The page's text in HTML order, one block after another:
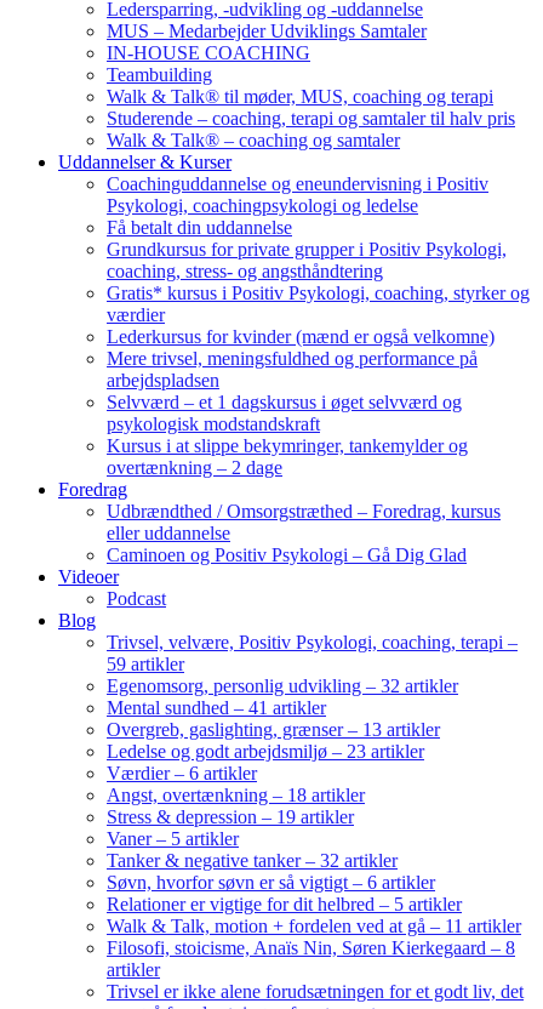
Ledersparring, -udvikling og -uddannelse
MUS – Medarbejder Udviklings Samtaler
IN-HOUSE COACHING
Teambuilding
Walk & Talk® til møder, MUS, coaching og terapi
Studerende – coaching, terapi og samtaler til halv pris
Walk & Talk® – coaching og samtaler
Uddannelser & Kurser
Coachinguddannelse og eneundervisning i Positiv
Psykologi, coachingpsykologi og ledelse
Få betalt din uddannelse
Grundkursus for private grupper i Positiv Psykologi,
coaching, stress- og angsthåndtering
Gratis* kursus i Positiv Psykologi, coaching, styrker og
værdier
Lederkursus for kvinder (mænd er også velkomne)
Mere trivsel, meningsfuldhed og performance på
arbejdspladsen
Selvværd – et 1 dagskursus i øget selvværd og
psykologisk modstandskraft
Kursus i at slippe bekymringer, tankemylder og
overtænkning – 2 dage
Foredrag
Udbrændthed / Omsorgstræthed – Foredrag, kursus
eller uddannelse
Caminoen og Positiv Psykologi – Gå Dig Glad
Videoer
Podcast
Blog
Trivsel, velvære, Positiv Psykologi, coaching, terapi –
59 artikler
Egenomsorg, personlig udvikling – 32 artikler
Mental sundhed – 41 artikler
Overgreb, gaslighting, grænser – 13 artikler
Ledelse og godt arbejdsmiljø – 23 artikler
Værdier – 6 artikler
Angst, overtænkning – 18 artikler
Stress & depression – 19 artikler
Vaner – 5 artikler
Tanker & negative tanker – 32 artikler
Søvn, hvorfor søvn er så vigtigt – 6 artikler
Relationer er vigtige for dit helbred – 5 artikler
Walk & Talk, motion + fordelen ved at gå – 11 artikler
Filosofi, stoicisme, Anaïs Nin, Søren Kierkegaard – 8
artikler
Trivsel er ikke alene forudsætningen for et godt liv, det